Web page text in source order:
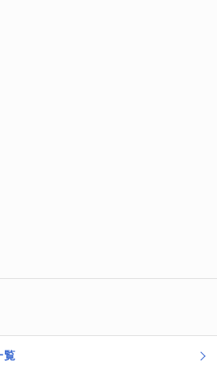
覧